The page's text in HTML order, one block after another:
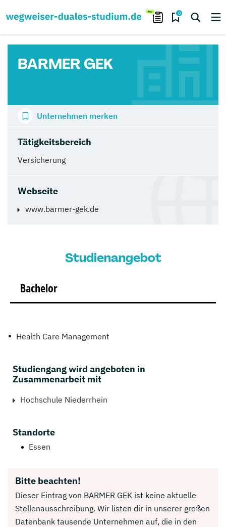
0
BARMER GEK
Tätigkeitsbereich
Versicherung
Webseite
www.barmer-gek.de
Unternehmen merken
Studienangebot
Bachelor
Health Care Management
Studiengang wird angeboten in
Zusammenarbeit mit
Hochschule Niederrhein
Standorte
Essen
Bitte beachten!
Dieser Eintrag von BARMER GEK ist keine aktuelle
Stellenausschreibung. Wir listen dir in unserer großen
Datenbank tausende Unternehmen auf, die in den